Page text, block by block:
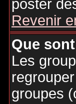
poster
Revenir
Que
Les
groupes